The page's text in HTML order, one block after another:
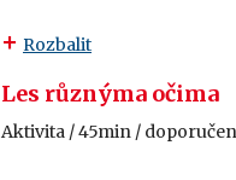
Rozbalit
Les různýma očima
Aktivita / 45min /